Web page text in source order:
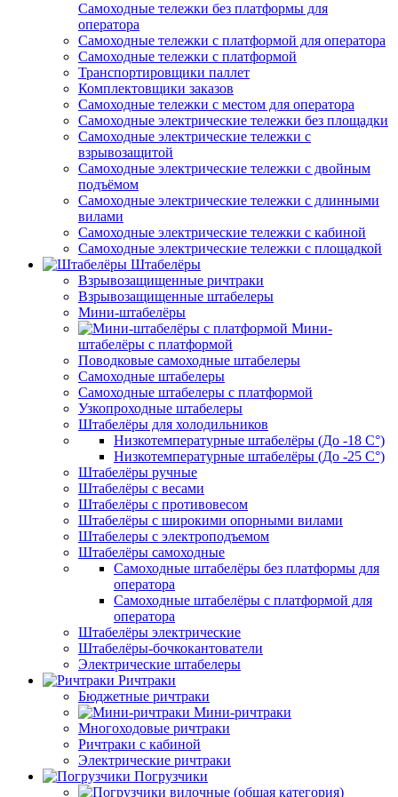
Самоходные тележки без платформы для
оператора
Самоходные тележки с платформой для оператора
Самоходные тележки с платформой
Транспортировщики паллет
Комплектовщики заказов
Самоходные тележки с местом для оператора
Самоходные электрические тележки без площадки
Самоходные электрические тележки с
взрывозащитой
Самоходные электрические тележки с двойным
подъёмом
Самоходные электрические тележки с длинными
вилами
Самоходные электрические тележки с кабиной
Самоходные электрические тележки с площадкой
Штабелёры
Взрывозащищенные ричтраки
Взрывозащищенные штабелеры
Мини-штабелёры
Мини-
штабелёры с платформой
Поводковые самоходные штабелеры
Самоходные штабелеры
Самоходные штабелеры с платформой
Узкопроходные штабелеры
Штабелёры для холодильников
Низкотемпературные штабелёры (До -18 C°)
Низкотемпературные штабелёры (До -25 C°)
Штабелёры ручные
Штабелёры с весами
Штабелёры с противовесом
Штабелёры с широкими опорными вилами
Штабелеры с электроподъемом
Штабелёры самоходные
Самоходные штабелёры без платформы для
оператора
Самоходные штабелёры с платформой для
оператора
Штабелёры электрические
Штабелёры-бочкокантователи
Электрические штабелеры
Ричтраки
Бюджетные ричтраки
Мини-ричтраки
Многоходовые ричтраки
Ричтраки с кабиной
Электрические ричтраки
Погрузчики